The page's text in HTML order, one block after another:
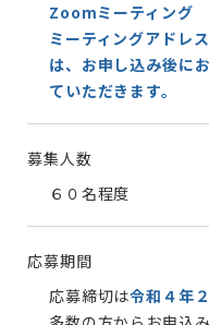
Zoomミーティング
ミーティングアドレ
は、お申し込み後に
ていただきます。
募集人数
６０名程度
応募期間
応募締切は令和４年